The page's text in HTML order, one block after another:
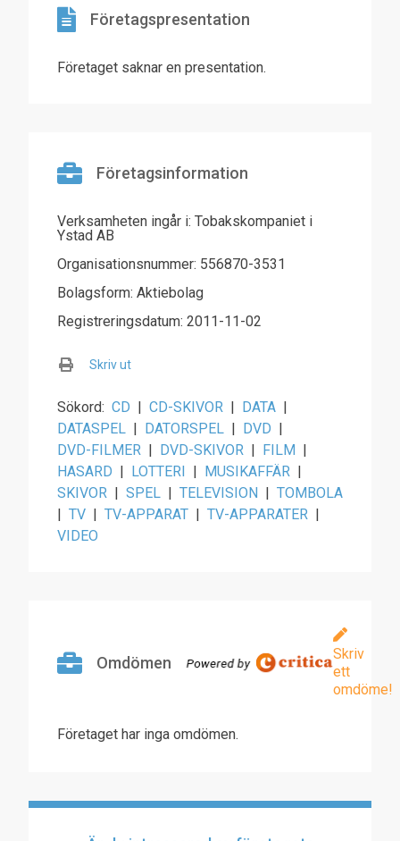
Företagspresentation
Företaget saknar en presentation.
Företagsinformation
Verksamheten ingår i: Tobakskompaniet i
Ystad AB
Organisationsnummer: 556870-3531
Bolagsform: Aktiebolag
Registreringsdatum: 2011-11-02
Skriv ut
Sökord: CD | CD-SKIVOR | DATA |
DATASPEL | DATORSPEL | DVD |
DVD-FILMER | DVD-SKIVOR | FILM |
HASARD | LOTTERI | MUSIKAFFÄR |
SKIVOR | SPEL | TELEVISION | TOMBOLA
| TV | TV-APPARAT | TV-APPARATER |
VIDEO
Omdömen
Skriv
ett
omdöme!
Företaget har inga omdömen.